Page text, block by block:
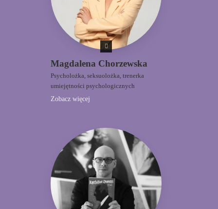
Magdalena Chorzewska
Psycholożka, seksuolożka, trenerka
umiejętności psychologicznych
Zobacz więcej